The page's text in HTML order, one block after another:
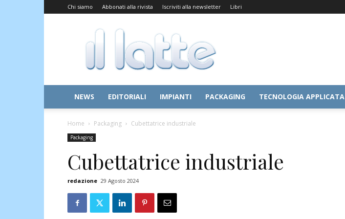
Chi siamo Abbonati alla rivista Iscriviti alla newsletter Libri
Il
Latte
NEWS EDITORIALI IMPIANTI PACKAGING TECNOLOGIA APPLICATA
Home Packaging Cubettatrice industriale
Packaging
Cubettatrice industriale
redazione 29 Agosto 2024